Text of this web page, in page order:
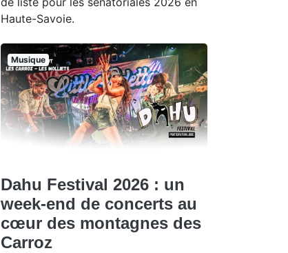
Haute-Savoie.
Musique
Dahu Festival 2026 : un
week-end de concerts au
cœur des montagnes des
Carroz